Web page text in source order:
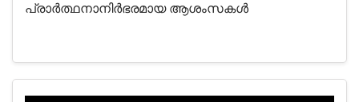
പ്രാർത്ഥനാനിർഭരമായ ആശംസകൾ